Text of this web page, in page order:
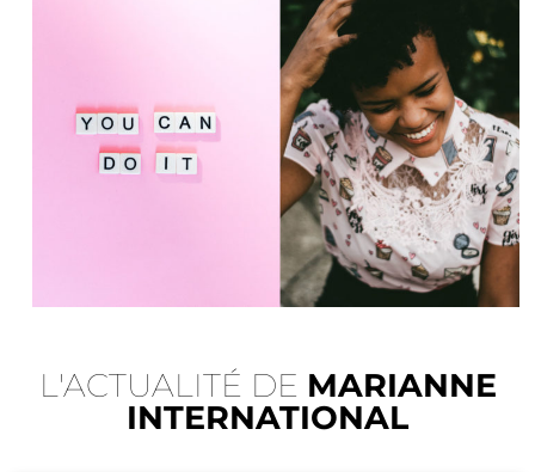
L'ACTUALITÉ DE MARIANNE
INTERNATIONAL